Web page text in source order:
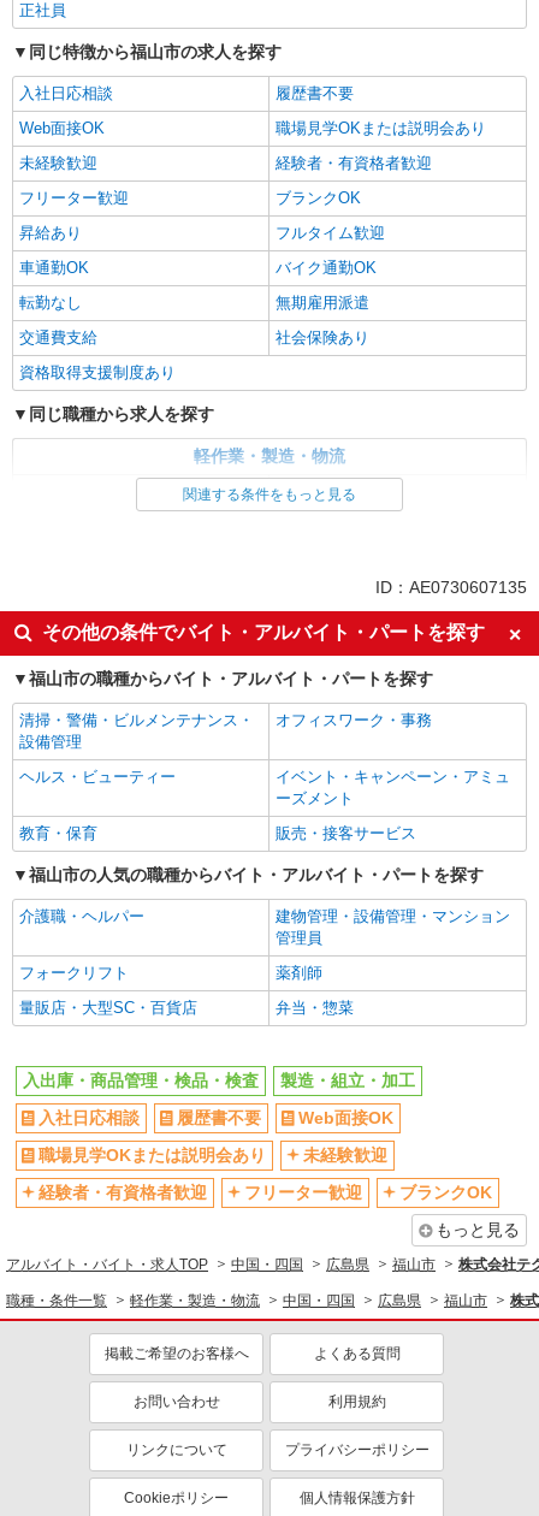
正社員
同じ特徴から福山市の求人を探す
入社日応相談
履歴書不要
Web面接OK
職場見学OKまたは説明会あり
未経験歓迎
経験者・有資格者歓迎
フリーター歓迎
ブランクOK
昇給あり
フルタイム歓迎
車通勤OK
バイク通勤OK
転勤なし
無期雇用派遣
交通費支給
社会保険あり
資格取得支援制度あり
同じ職種から求人を探す
軽作業・製造・物流
入出庫・商品管理・検品・検査
製造・組立・加工
交通費支給
社会保険あり
関連する条件をもっと見る
ID：AE0730607135
その他の条件でバイト・アルバイト・パートを探す
福山市の職種からバイト・アルバイト・パートを探す
清掃・警備・ビルメンテナンス・
設備管理
オフィスワーク・事務
ヘルス・ビューティー
イベント・キャンペーン・アミュ
ーズメント
教育・保育
販売・接客サービス
福山市の人気の職種からバイト・アルバイト・パートを探す
介護職・ヘルパー
建物管理・設備管理・マンション
管理員
フォークリフト
薬剤師
量販店・大型SC・百貨店
弁当・惣菜
入出庫・商品管理・検品・検査
製造・組立・加工
入社日応相談
履歴書不要
Web面接OK
職場見学OKまたは説明会あり
未経験歓迎
経験者・有資格者歓迎
フリーター歓迎
ブランクOK
もっと見る
アルバイト・バイト・求人TOP 中国・四国 広島県 福山市 株式会社テ
職種・条件一覧 軽作業・製造・物流 中国・四国 広島県 福山市 株
掲載ご希望のお客様へ よくある質問
お問い合わせ 利用規約
リンクについて プライバシーポリシー
Cookieポリシー 個人情報保護方針